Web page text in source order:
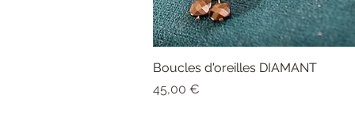
Aperçu rapide
Boucles d'oreilles DIAMANT
Prix
45,00 €